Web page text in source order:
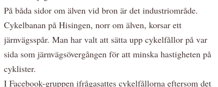
På båda sidor om älven vid bron är det industriområde.
Cykelbanan på Hisingen, norr om älven, korsar ett
järnvägsspår. Man har valt att sätta upp cykelfållor på var
sida som järnvägsövergången för att minska hastigheten på
cyklister.
I Facebook-gruppen ifrågasattes cykelfållorna eftersom det